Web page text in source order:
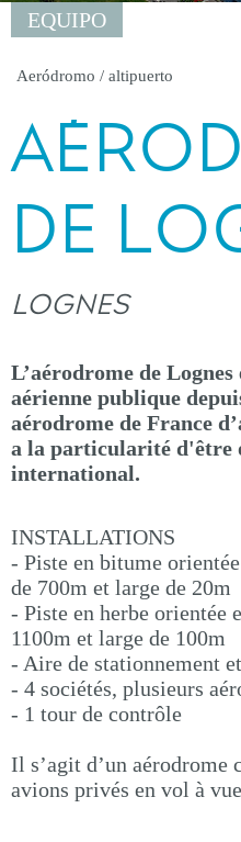
EQUIPO
Aeródromo / altipuerto
DE
LOGNES
L’aérodrome de
aérienne publique
aérodrome de France
a la particularité d'être
international.
INSTALLATIONS
- Piste en bitume
de 700m et large de 20m
- Piste en herbe orientée
1100m et large de 100m
- Aire de stationnement
- 4 sociétés, plusieurs
- 1 tour de contrôle
Il s’agit d’un
avions privés en vol à